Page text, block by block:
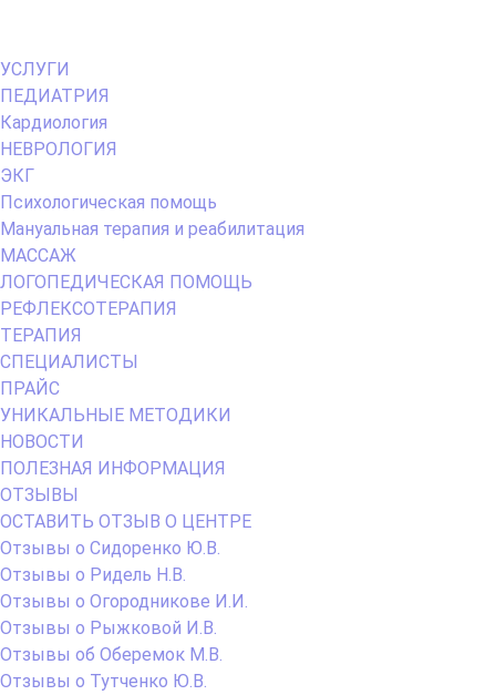
Primary
Menu
УСЛУГИ
ПЕДИАТРИЯ
Кардиология
НЕВРОЛОГИЯ
ЭКГ
Психологическая помощь
Мануальная терапия и реабилитация
МАССАЖ
ЛОГОПЕДИЧЕСКАЯ ПОМОЩЬ
РЕФЛЕКСОТЕРАПИЯ
ТЕРАПИЯ
СПЕЦИАЛИСТЫ
ПРАЙС
УНИКАЛЬНЫЕ МЕТОДИКИ
НОВОСТИ
ПОЛЕЗНАЯ ИНФОРМАЦИЯ
ОТЗЫВЫ
ОСТАВИТЬ ОТЗЫВ О ЦЕНТРЕ
Отзывы о Сидоренко Ю.В.
Отзывы о Ридель Н.В.
Отзывы о Огородникове И.И.
Отзывы о Рыжковой И.В.
Отзывы об Оберемок М.В.
Отзывы о Тутченко Ю.В.